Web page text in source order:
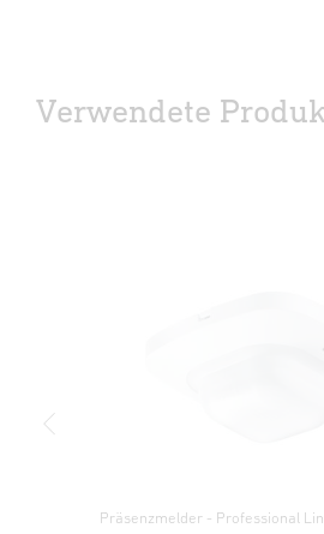
Verwendete
Präsenzmelder - Professional